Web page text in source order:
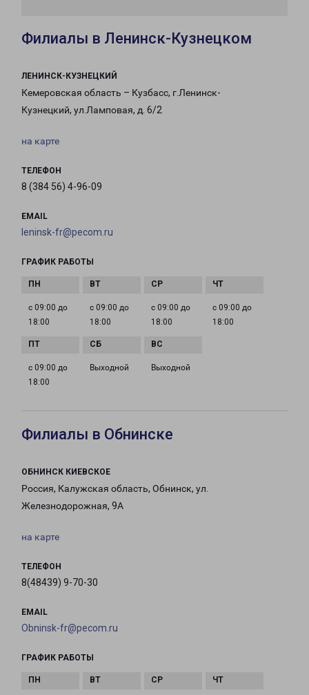
Филиалы в Ленинск-Кузнецком
ЛЕНИНСК-КУЗНЕЦКИЙ
Кемеровская область – Кузбасс, г.Ленинск-
Кузнецкий, ул.Ламповая, д. 6/2
на карте
ТЕЛЕФОН
8 (384 56) 4-96-09
EMAIL
leninsk-fr@pecom.ru
ГРАФИК РАБОТЫ
с 09:00 до
18:00
с 09:00 до
18:00
с 09:00 до
18:00
с 09:00 до
18:00
с 09:00 до
18:00
Выходной Выходной
Филиалы в Обнинске
ОБНИНСК КИЕВСКОЕ
Россия, Калужская область, Обнинск, ул.
Железнодорожная, 9А
на карте
ТЕЛЕФОН
8(48439) 9-70-30
EMAIL
Obninsk-fr@pecom.ru
ГРАФИК РАБОТЫ